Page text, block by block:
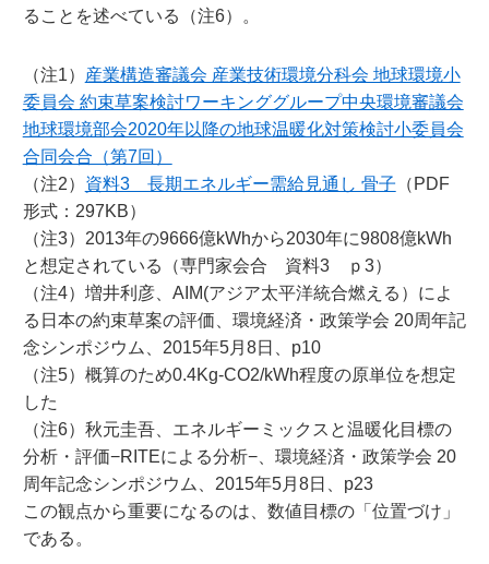
ることを述べている（注6）。
（注1） 産業構造審議会 産業技術環境分科会 地球環境小
委員会 約束草案検討ワーキンググループ中央環境審議会
地球環境部会2020年以降の地球温暖化対策検討小委員会
合同会合（第7回）
（注2） 資料3 長期エネルギー需給見通し 骨子 （PDF
形式：297KB）
（注3）2013年の9666億kWhから2030年に9808億kWh
と想定されている（専門家会合 資料3 ｐ3）
（注4）増井利彦、AIM(アジア太平洋統合燃える）によ
る日本の約束草案の評価、環境経済・政策学会 20周年記
念シンポジウム、2015年5月8日、p10
（注5）概算のため0.4Kg-CO2/kWh程度の原単位を想定
した
（注6）秋元圭吾、エネルギーミックスと温暖化目標の
分析・評価−RITEによる分析−、環境経済・政策学会 20
周年記念シンポジウム、2015年5月8日、p23
この観点から重要になるのは、数値目標の「位置づけ」
である。